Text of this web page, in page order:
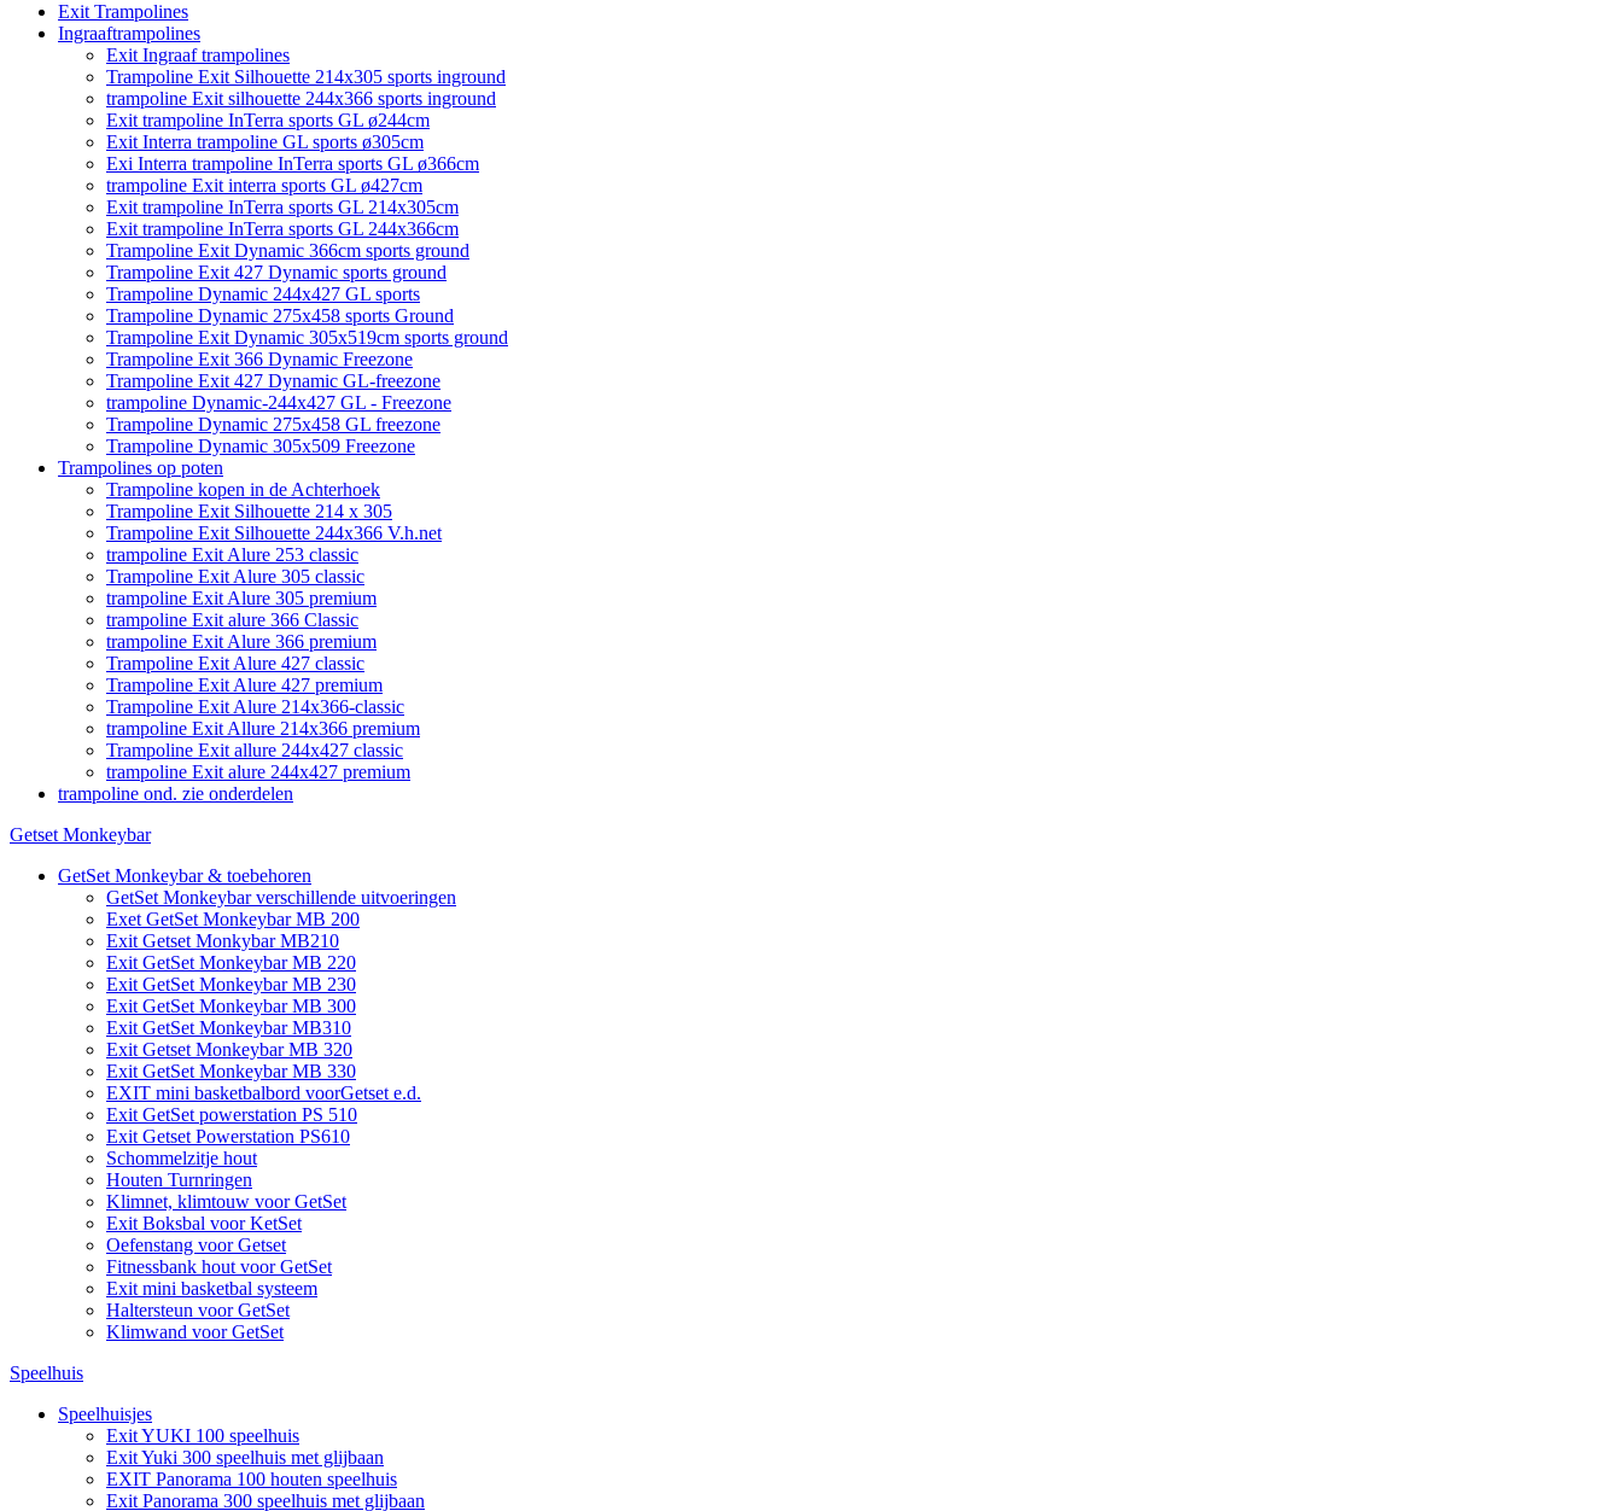
Exit Trampolines
Ingraaftrampolines
Exit Ingraaf trampolines
Trampoline Exit Silhouette 214x305 sports inground
trampoline Exit silhouette 244x366 sports inground
Exit trampoline InTerra sports GL ø244cm
Exit Interra trampoline GL sports ø305cm
Exi Interra trampoline InTerra sports GL ø366cm
trampoline Exit interra sports GL ø427cm
Exit trampoline InTerra sports GL 214x305cm
Exit trampoline InTerra sports GL 244x366cm
Trampoline Exit Dynamic 366cm sports ground
Trampoline Exit 427 Dynamic sports ground
Trampoline Dynamic 244x427 GL sports
Trampoline Dynamic 275x458 sports Ground
Trampoline Exit Dynamic 305x519cm sports ground
Trampoline Exit 366 Dynamic Freezone
Trampoline Exit 427 Dynamic GL-freezone
trampoline Dynamic-244x427 GL - Freezone
Trampoline Dynamic 275x458 GL freezone
Trampoline Dynamic 305x509 Freezone
Trampolines op poten
Trampoline kopen in de Achterhoek
Trampoline Exit Silhouette 214 x 305
Trampoline Exit Silhouette 244x366 V.h.net
trampoline Exit Alure 253 classic
Trampoline Exit Alure 305 classic
trampoline Exit Alure 305 premium
trampoline Exit alure 366 Classic
trampoline Exit Alure 366 premium
Trampoline Exit Alure 427 classic
Trampoline Exit Alure 427 premium
Trampoline Exit Alure 214x366-classic
trampoline Exit Allure 214x366 premium
Trampoline Exit allure 244x427 classic
trampoline Exit alure 244x427 premium
trampoline ond. zie onderdelen
Getset Monkeybar
GetSet Monkeybar & toebehoren
GetSet Monkeybar verschillende uitvoeringen
Exet GetSet Monkeybar MB 200
Exit Getset Monkybar MB210
Exit GetSet Monkeybar MB 220
Exit GetSet Monkeybar MB 230
Exit GetSet Monkeybar MB 300
Exit GetSet Monkeybar MB310
Exit Getset Monkeybar MB 320
Exit GetSet Monkeybar MB 330
EXIT mini basketbalbord voorGetset e.d.
Exit GetSet powerstation PS 510
Exit Getset Powerstation PS610
Schommelzitje hout
Houten Turnringen
Klimnet, klimtouw voor GetSet
Exit Boksbal voor KetSet
Oefenstang voor Getset
Fitnessbank hout voor GetSet
Exit mini basketbal systeem
Haltersteun voor GetSet
Klimwand voor GetSet
Speelhuis
Speelhuisjes
Exit YUKI 100 speelhuis
Exit Yuki 300 speelhuis met glijbaan
EXIT Panorama 100 houten speelhuis
Exit Panorama 300 speelhuis met glijbaan